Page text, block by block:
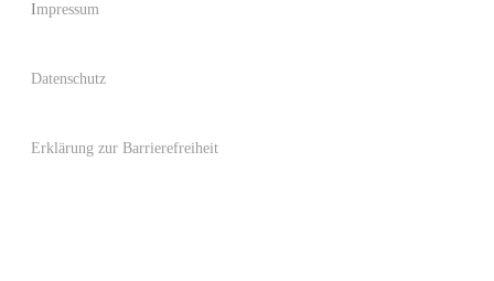
Impressum
Datenschutz
Erklärung zur Barrierefreiheit